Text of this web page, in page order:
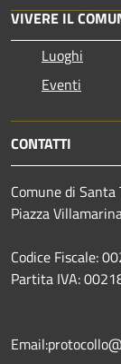
VIVERE IL
Luoghi
Eventi
CONTATTI
Comune di Santa
Piazza
Codice Fiscale:
Partita IVA: